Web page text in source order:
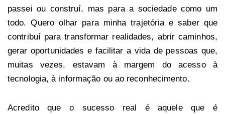
passei ou construí, mas para a sociedade como um
todo. Quero olhar para minha trajetória e saber que
contribuí para transformar realidades, abrir caminhos,
gerar oportunidades e facilitar a vida de pessoas que,
muitas vezes, estavam à margem do acesso à
tecnologia, à informação ou ao reconhecimento.
Acredito que o sucesso real é aquele que é